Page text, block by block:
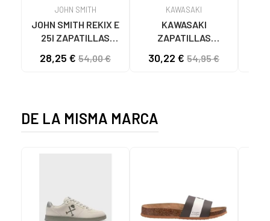
JOHN SMITH
JOHN SMITH REKIX E
25I ZAPATILLAS
NEGRO NEGRO
28,25 € 54,00 €
KAWASAKI
KAWASAKI
ZAPATILLAS
CANVAS K192495
30,22 € 54,95 €
DE LA MISMA MARCA